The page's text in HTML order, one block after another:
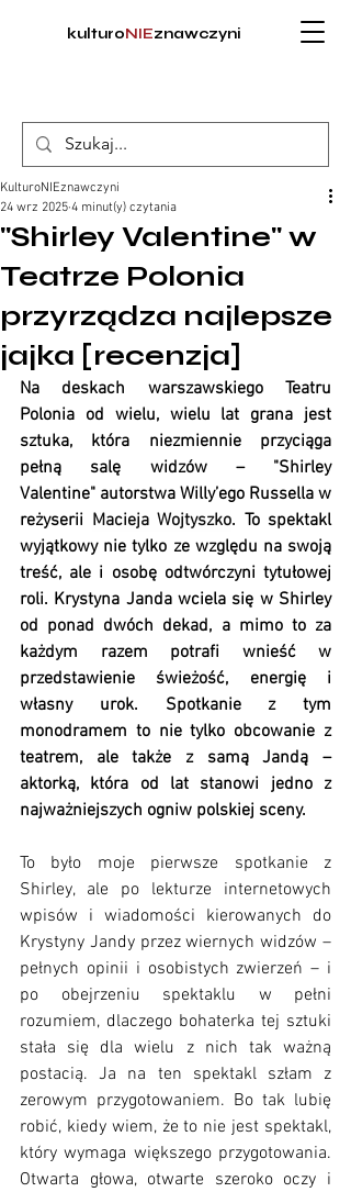
kulturoNIEznawczyni
"Shirley Valentine" w
Teatrze Polonia
przyrządza najlepsze
jajka [recenzja]
KulturoNIEznawczyni
24 wrz 2025 4 minut(y) czytania
Na deskach warszawskiego Teatru
Polonia od wielu, wielu lat grana jest
sztuka, która niezmiennie przyciąga
pełną salę widzów – "Shirley
Valentine" autorstwa Willy’ego Russella w
reżyserii Macieja Wojtyszko. To spektakl
wyjątkowy nie tylko ze względu na swoją
treść, ale i osobę odtwórczyni tytułowej
roli. Krystyna Janda wciela się w Shirley
od ponad dwóch dekad, a mimo to za
każdym razem potrafi wnieść w
przedstawienie świeżość, energię i
własny urok. Spotkanie z tym
monodramem to nie tylko obcowanie z
teatrem, ale także z samą Jandą –
aktorką, która od lat stanowi jedno z
najważniejszych ogniw polskiej sceny.
To było moje pierwsze spotkanie z
Shirley, ale po lekturze internetowych
wpisów i wiadomości kierowanych do
Krystyny Jandy przez wiernych widzów –
pełnych opinii i osobistych zwierzeń – i
po obejrzeniu spektaklu w pełni
rozumiem, dlaczego bohaterka tej sztuki
stała się dla wielu z nich tak ważną
postacią. Ja na ten spektakl szłam z
zerowym przygotowaniem. Bo tak lubię
robić, kiedy wiem, że to nie jest spektakl,
który wymaga większego przygotowania.
Otwarta głowa, otwarte szeroko oczy i